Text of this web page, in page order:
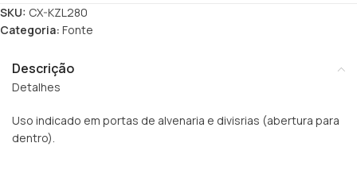
SKU: CX-KZL280
Categoria: Fonte
Descrição
Detalhes
Uso indicado em portas de alvenaria e divisrias (abertura para
dentro).